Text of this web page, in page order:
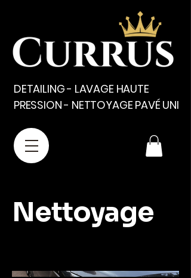
DETAILING - LAVAGE HAUTE
PRESSION - NETTOYAGE PAVÉ UNI
Nettoyage